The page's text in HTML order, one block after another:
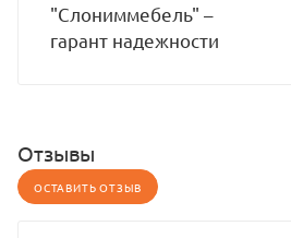
"Слониммебель" –
гарант надежности
Отзывы
ОСТАВИТЬ ОТЗЫВ